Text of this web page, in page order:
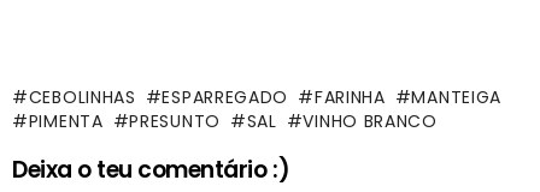
CEBOLINHAS ESPARREGADO FARINHA
MANTEIGA
PIMENTA
PRESUNTO SAL VINHO BRANCO
Deixa o teu comentário :)